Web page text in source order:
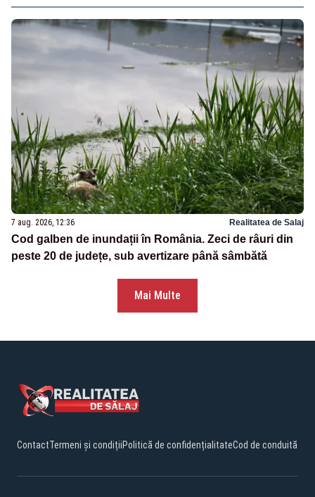
7 aug. 2026, 12:36 Realitatea de Salaj
Cod galben de inundații în România. Zeci de râuri din
peste 20 de județe, sub avertizare până sâmbătă
Mai Multe
ContactTermeni și condițiiPolitică de confidențialitateCod de conduită